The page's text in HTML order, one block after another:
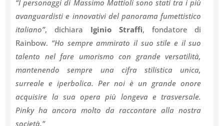
“I personaggi di Massimo Mattioli sono stati tra i più
avanguardisti e innovativi del panorama fumettistico
italiano”, dichiara Iginio Straffi, fondatore di
Rainbow. “Ho sempre ammirato il suo stile e il suo
talento nel fare umorismo con grande versatilità,
mantenendo sempre una cifra stilistica unica,
surreale e iperbolica. Per noi è un grande onore
acquisire la sua opera più longeva e trasversale.
Pinky ha ancora molto da raccontare alla nostra
società.”